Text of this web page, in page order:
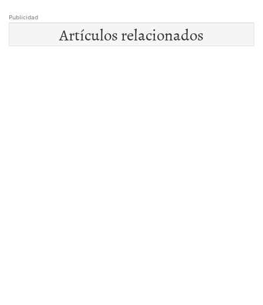
Publicidad
Artículos relacionados